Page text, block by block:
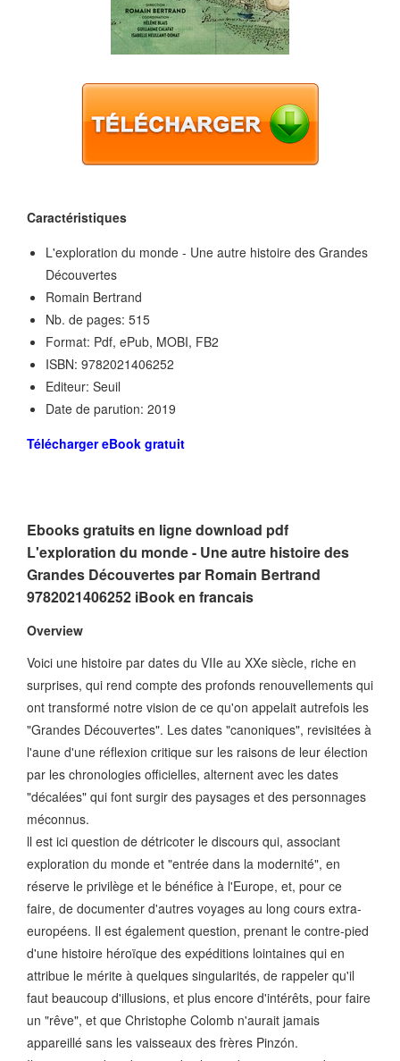
Caractéristiques
L'exploration du monde - Une autre histoire des Grandes
Découvertes
Romain Bertrand
Nb. de pages: 515
Format: Pdf, ePub, MOBI, FB2
ISBN: 9782021406252
Editeur: Seuil
Date de parution: 2019
Télécharger eBook gratuit
Ebooks gratuits en ligne download pdf
L'exploration du monde - Une autre histoire des
Grandes Découvertes par Romain Bertrand
9782021406252 iBook en francais
Overview
Voici une histoire par dates du VIIe au XXe siècle, riche en
surprises, qui rend compte des profonds renouvellements qui
ont transformé notre vision de ce qu'on appelait autrefois les
"Grandes Découvertes". Les dates "canoniques", revisitées à
l'aune d'une réflexion critique sur les raisons de leur élection
par les chronologies officielles, alternent avec les dates
"décalées" qui font surgir des paysages et des personnages
méconnus.
ll est ici question de détricoter le discours qui, associant
exploration du monde et "entrée dans la modernité", en
réserve le privilège et le bénéfice à l'Europe, et, pour ce
faire, de documenter d'autres voyages au long cours extra-
européens. Il est également question, prenant le contre-pied
d'une histoire héroïque des expéditions lointaines qui en
attribue le mérite à quelques singularités, de rappeler qu'il
faut beaucoup d'illusions, et plus encore d'intérêts, pour faire
un "rêve", et que Christophe Colomb n'aurait jamais
appareillé sans les vaisseaux des frères Pinzón.